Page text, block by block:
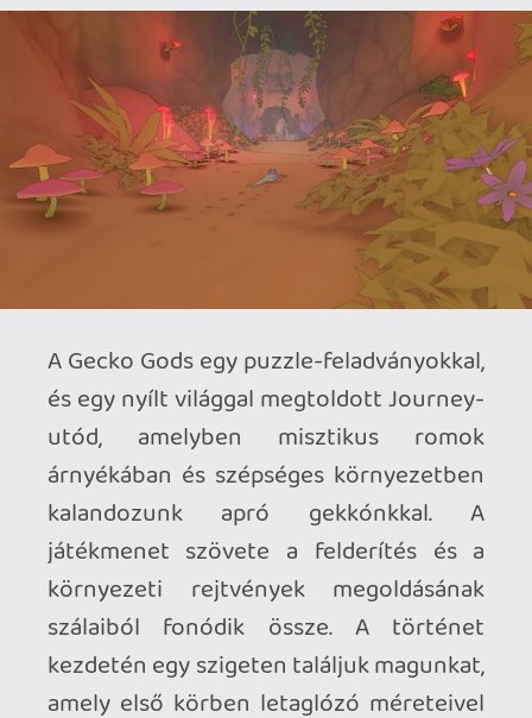
amely első körben letaglózó méreteivel
telepedik apró hősünkre, de rájövünk,
hogy gekkónkkal egy bő óra alatt
felfedezhetjük és megoldhatjuk az elénk
pakolt kihívásokat. És ezután jön a
következő meglepetés: az első "fejezet"
teljesítése (ami persze csak képletes,
hiszen organikusan egybefüggő a játék
íve) egy kis hajóval jutalmazza hősünket,
amivel a környező kisebb-nagyobb
szigetek bejárása is megoldhatóvá válik.
csak gyűjtögetnivalókat kaparhatunk
össze, más helyeken viszont gépezeteket
aktiválhatunk. És további két nagy
lokáció (a sivatagi templom és a vulkán
szigete) várja, hogy komolyabb
feladatmegoldási láncolatot és
agymunkát igénylő játékkal feltárjuk a
Gekkó Istenek titkát. Van szabadságunk,
de nem teljesen engedi el a kezünket a
játék, így bizonyos nagyobb ívű dolgokat
csak fix sorrendben tudunk majd
teljesíteni a szigetcsoport öbleiben
kalandozva.